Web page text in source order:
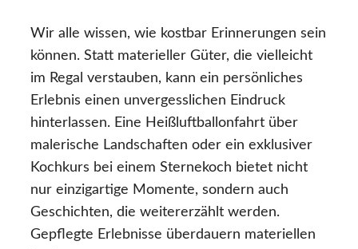
Wir alle wissen, wie kostbar Erinnerungen sein
können. Statt materieller Güter, die vielleicht
im Regal verstauben, kann ein persönliches
Erlebnis einen unvergesslichen Eindruck
hinterlassen. Eine Heißluftballonfahrt über
malerische Landschaften oder ein exklusiver
Kochkurs bei einem Sternekoch bietet nicht
nur einzigartige Momente, sondern auch
Geschichten, die weitererzählt werden.
Gepflegte Erlebnisse überdauern materiellen